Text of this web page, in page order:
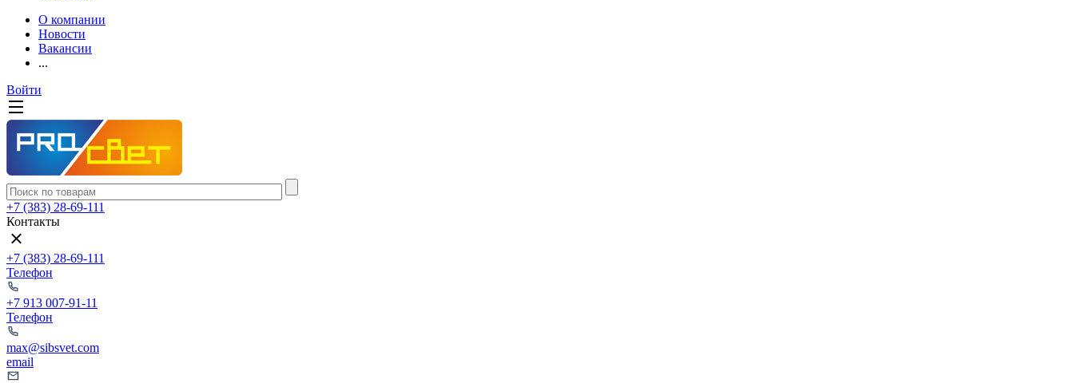
О компании
Новости
Вакансии
...
Войти
+7 (383) 28-69-111
Контакты
+7 (383) 28-69-111
Телефон
+7 913 007-91-11
Телефон
max@sibsvet.com
email